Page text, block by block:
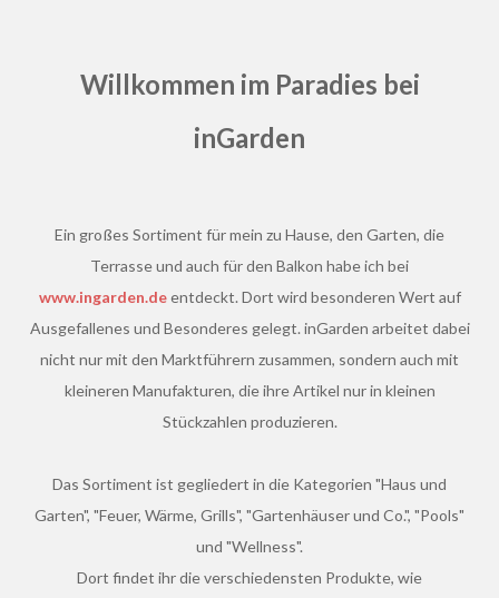
Willkommen im Paradies bei
inGarden
Ein großes Sortiment für mein zu Hause, den Garten, die
Terrasse und auch für den Balkon habe ich bei
www.ingarden.de entdeckt. Dort wird besonderen Wert auf
Ausgefallenes und Besonderes gelegt. inGarden arbeitet dabei
nicht nur mit den Marktführern zusammen, sondern auch mit
kleineren Manufakturen, die ihre Artikel nur in kleinen
Stückzahlen produzieren.
Das Sortiment ist gegliedert in die Kategorien "Haus und
Garten", "Feuer, Wärme, Grills", "Gartenhäuser und Co.", "Pools"
und "Wellness".
Dort findet ihr die verschiedensten Produkte, wie